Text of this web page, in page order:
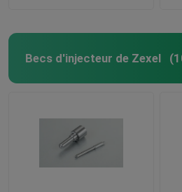
Becs d'injecteur de Zexel